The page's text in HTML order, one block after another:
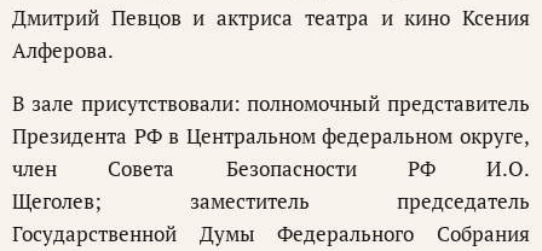
Дмитрий Певцов и актриса театра и кино Ксения
Алферова.
В зале присутствовали: полномочный представитель
Президента РФ в Центральном федеральном округе,
член Совета Безопасности РФ И.О.
Щеголев; заместитель председатель
Государственной Думы Федерального Собрания